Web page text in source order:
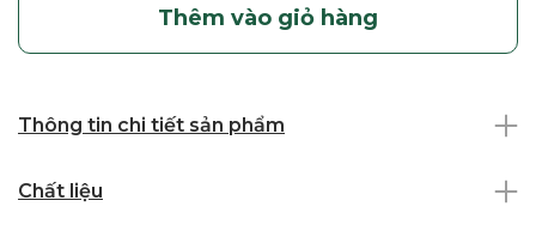
Thêm vào giỏ hàng
Thông tin chi tiết sản phẩm
Chất liệu